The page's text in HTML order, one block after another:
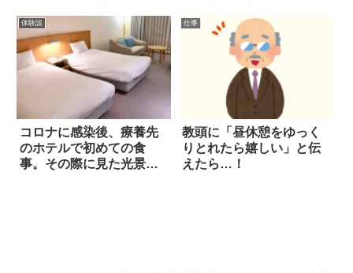
体験談
コロナに感染後、療養先
のホテルで初めての食
事。その際に見た光景
仕事
教頭に「昼休憩をゆっく
りとれたら嬉しい」と伝
えたら…！